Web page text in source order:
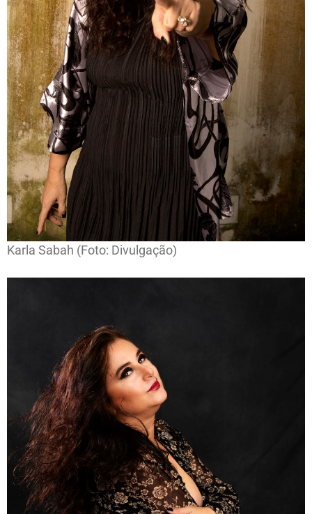
Karla Sabah (Foto: Divulgação)